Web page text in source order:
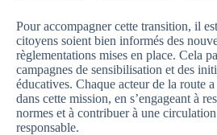
Pour accompagner cette transition, il
citoyens soient bien informés des
règlementations mises en place. Cela
campagnes de sensibilisation et des
éducatives. Chaque acteur de la route
dans cette mission, en s’engageant à
normes et à contribuer à une circulation
responsable.